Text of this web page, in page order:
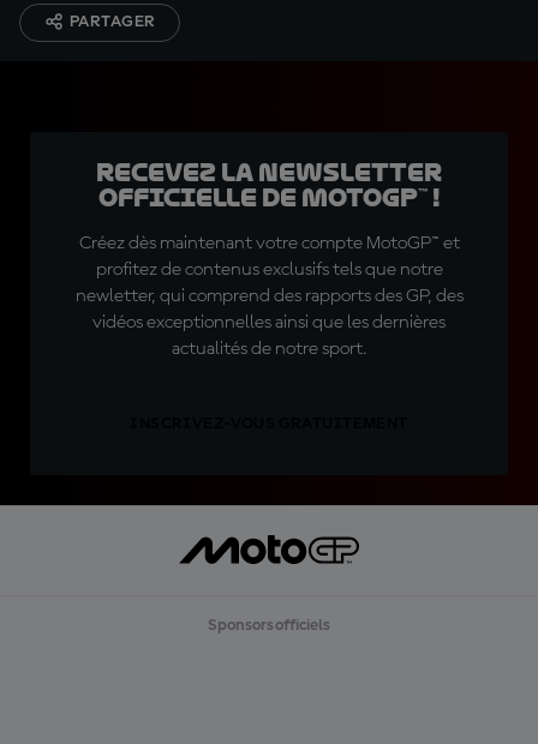
PARTAGER
Recevez la Newsletter
officielle de MotoGP™ !
Créez dès maintenant votre compte MotoGP™ et
profitez de contenus exclusifs tels que notre
newletter, qui comprend des rapports des GP, des
vidéos exceptionnelles ainsi que les dernières
actualités de notre sport.
Sponsors officiels